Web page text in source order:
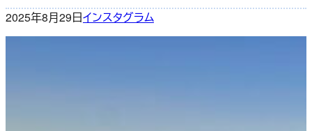
2025年8月29日インスタグラム